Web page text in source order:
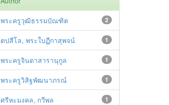
2
พระครูวุฒิธรรมบัณฑิต
1
ตปสีโล, พระใบฏีกาสุพจน์
1
พระครูจินดาสารานุกูล
1
พระครูวิสิฐพัฒนาภรณ์
1
ศรีหะมงคล, กวีพล